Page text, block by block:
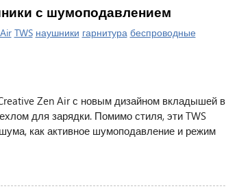
с шумоподавлением
TWS наушники гарнитура беспроводные
Zen Air с новым дизайном вкладышей в
для зарядки. Помимо стиля, эти TWS
как активное шумоподавление и режим